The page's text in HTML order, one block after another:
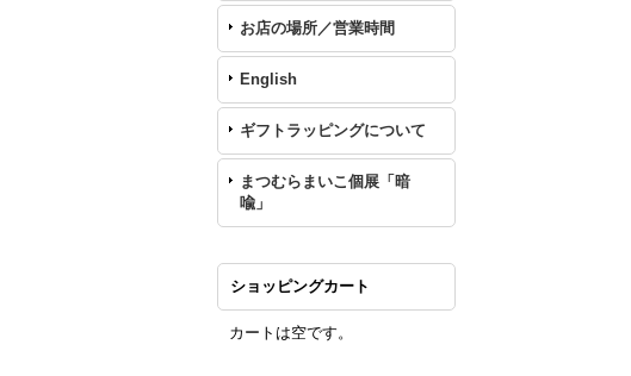
お店の場所／営業時間
English
ギフトラッピングについて
まつむらまいこ個展「暗
喩」
ショッピングカート
カートは空です。